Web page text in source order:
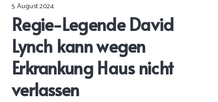
5. August 2024
Regie-Legende David
Lynch kann wegen
Erkrankung Haus nicht
verlassen